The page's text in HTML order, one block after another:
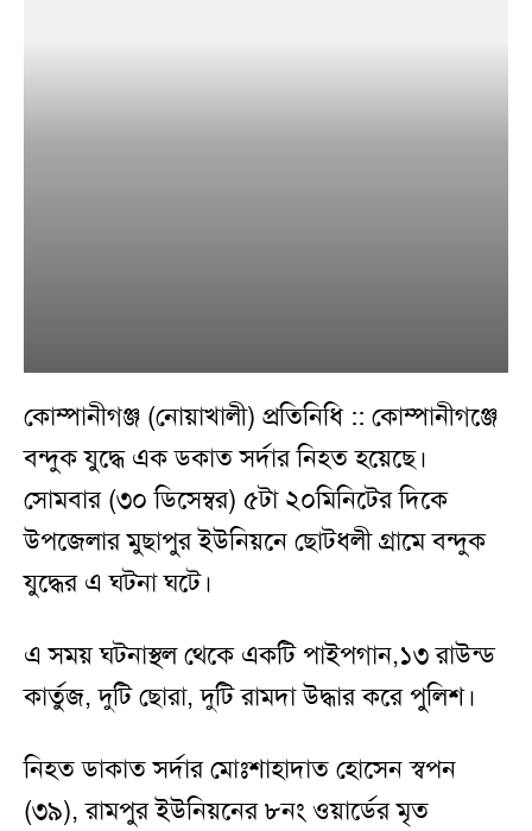
কোম্পানীগঞ্জ (নোয়াখালী) প্রতিনিধি :: কোম্পানীগঞ্জে
বন্দুক যুদ্ধে এক ডকাত সর্দার নিহত হয়েছে।
সোমবার (৩০ ডিসেম্বর) ৫টা ২০মিনিটের দিকে
উপজেলার মুছাপুর ইউনিয়নে ছোটধলী গ্রামে বন্দুক
যুদ্ধের এ ঘটনা ঘটে।
এ সময় ঘটনাস্থল থেকে একটি পাইপগান,১৩ রাউন্ড
কার্তুজ, দুটি ছোরা, দুটি রামদা উদ্ধার করে পুলিশ।
নিহত ডাকাত সর্দার মোঃশাহাদাত হোসেন স্বপন
(৩৯), রামপুর ইউনিয়নের ৮নং ওয়ার্ডের মৃত